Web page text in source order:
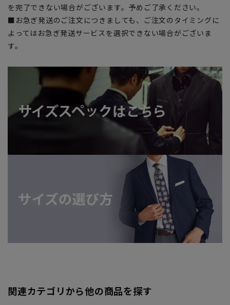
を完了できない場合がございます。予めご了承ください。
■お急ぎ発送のご注文につきましても、ご注文のタイミングに
よってはお急ぎ発送サービスを選択できない場合がございま
す。
関連カテゴリから他の商品を探す